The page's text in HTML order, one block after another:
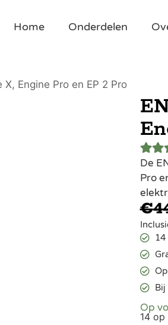
Home Onderdelen
X, Engine Pro en EP 2 Pro
De
Pro
€
Bij
Op
14